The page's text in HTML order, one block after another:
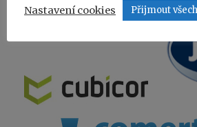
Nastavení cookies Přijmout